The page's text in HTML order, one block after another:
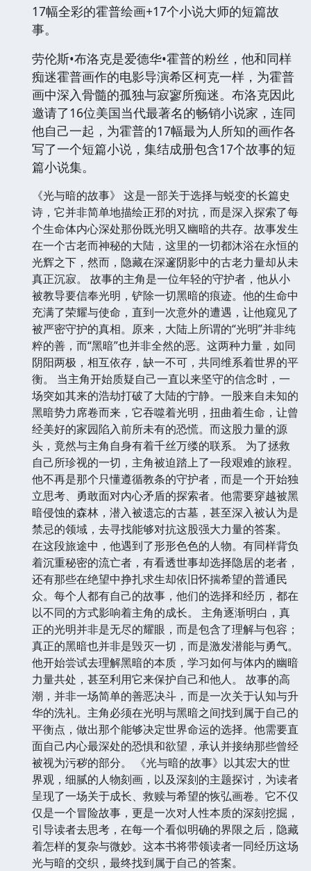
17幅全彩的霍普绘画+17个小说大师的短篇故
事。
劳伦斯•布洛克是爱德华•霍普的粉丝，他和同样
痴迷霍普画作的电影导演希区柯克一样，为霍普
画中深入骨髓的孤独与寂寥所痴迷。布洛克因此
邀请了16位美国当代最著名的畅销小说家，连同
他自己一起，为霍普的17幅最为人所知的画作各
写了一个短篇小说，集结成册包含17个故事的短
篇小说集。
《光与暗的故事》 这是一部关于选择与蜕变的长篇史
诗，它并非简单地描绘正邪的对抗，而是深入探索了每
个生命体内心深处那份既光明又幽暗的共存。故事发生
在一个古老而神秘的大陆，这里的一切都沐浴在永恒的
光辉之下，然而，隐藏在深邃阴影中的古老力量却从未
真正沉寂。 故事的主角是一位年轻的守护者，他从小
被教导要信奉光明，铲除一切黑暗的痕迹。他的生命中
充满了荣耀与使命，直到一次意外的遭遇，让他窥见了
被严密守护的真相。原来，大陆上所谓的“光明”并非纯
粹的善，而“黑暗”也并非全然的恶。这两种力量，如同
阴阳两极，相互依存，缺一不可，共同维系着世界的平
衡。 当主角开始质疑自己一直以来坚守的信念时，一
场突如其来的浩劫打破了大陆的宁静。一股来自未知的
黑暗势力席卷而来，它吞噬着光明，扭曲着生命，让曾
经美好的家园陷入前所未有的恐慌。而这股力量的源
头，竟然与主角自身有着千丝万缕的联系。 为了拯救
自己所珍视的一切，主角被迫踏上了一段艰难的旅程。
他不再是那个只懂遵循教条的守护者，而是一个开始独
立思考、勇敢面对内心矛盾的探索者。他需要穿越被黑
暗侵蚀的森林，潜入被遗忘的古墓，甚至深入被认为是
禁忌的领域，去寻找能够对抗这股强大力量的答案。
在这段旅途中，他遇到了形形色色的人物。有同样背负
着沉重秘密的流亡者，有看透世事却选择隐居的老者，
还有那些在绝望中挣扎求生却依旧怀揣希望的普通民
众。每个人都有自己的故事，他们的选择和经历，都在
以不同的方式影响着主角的成长。 主角逐渐明白，真
正的光明并非是无尽的耀眼，而是包含了理解与包容；
真正的黑暗也并非是毁灭一切，而是激发潜能与勇气。
他开始尝试去理解黑暗的本质，学习如何与体内的幽暗
力量共处，甚至利用它来保护自己和他人。 故事的高
潮，并非一场简单的善恶决斗，而是一次关于认知与升
华的洗礼。主角必须在光明与黑暗之间找到属于自己的
平衡点，做出那个能够决定世界命运的选择。他需要直
面自己内心最深处的恐惧和欲望，承认并接纳那些曾经
被视为污秽的部分。 《光与暗的故事》以其宏大的世
界观，细腻的人物刻画，以及深刻的主题探讨，为读者
呈现了一场关于成长、救赎与希望的恢弘画卷。它不仅
仅是一个冒险故事，更是一次对人性本质的深刻挖掘，
引导读者去思考，在每一个看似明确的界限之后，隐藏
着怎样的复杂与微妙。这本书将带领读者一同经历这场
光与暗的交织，最终找到属于自己的答案。